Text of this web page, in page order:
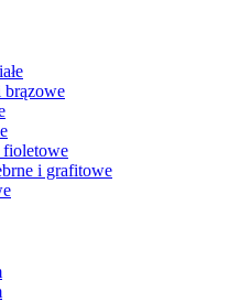
i grafitowe